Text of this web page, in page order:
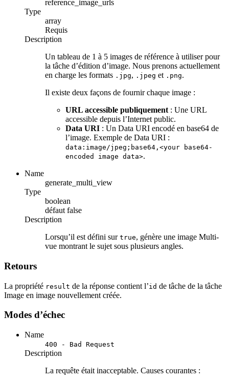
reference_image_urls
Type
array
Requis
Description
Un tableau de 1 à 5 images de référence à utiliser pour
la tâche d’édition d’image. Nous prenons actuellement
en charge les formats .jpg, .jpeg et .png.
Il existe deux façons de fournir chaque image :
URL accessible publiquement : Une URL
accessible depuis l’Internet public.
Data URI : Un Data URI encodé en base64 de
l’image. Exemple de Data URI :
data:image/jpeg;base64,<your base64-
encoded image data>.
Name
generate_multi_view
Type
boolean
défaut false
Description
Lorsqu’il est défini sur true, génère une image Multi-
vue montrant le sujet sous plusieurs angles.
Retours
La propriété result de la réponse contient l’id de tâche de la tâche
Image en image nouvellement créée.
Modes d’échec
Name
400 - Bad Request
Description
La requête était inacceptable. Causes courantes :